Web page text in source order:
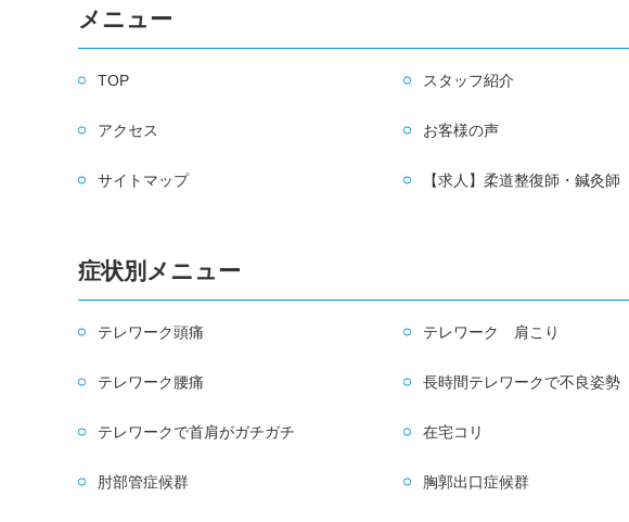
メニュー
TOP スタッフ紹介
アクセス お客様の声
サイトマップ 【求人】柔道整復師・鍼灸師
症状別メニュー
テレワーク頭痛 テレワーク 肩こり
テレワーク腰痛 長時間テレワークで不良姿勢
テレワークで首肩がガチガチ 在宅コリ
肘部管症候群 胸郭出口症候群